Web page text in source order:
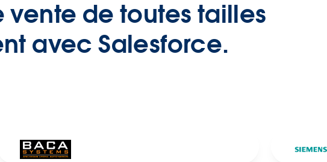
de toutes tailles
avec Salesforce.